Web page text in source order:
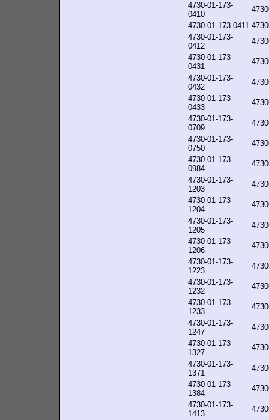
4730-01-173-
0410
4730-01-173-0411
4730-01-173-
0412
4730-01-173-
0431
4730-01-173-
0432
4730-01-173-
0433
4730-01-173-
0709
4730-01-173-
0750
4730-01-173-
0984
4730-01-173-
1203
4730-01-173-
1204
4730-01-173-
1205
4730-01-173-
1206
4730-01-173-
1223
4730-01-173-
1232
4730-01-173-
1233
4730-01-173-
1247
4730-01-173-
1327
4730-01-173-
1371
4730-01-173-
1384
4730-01-173-
1413